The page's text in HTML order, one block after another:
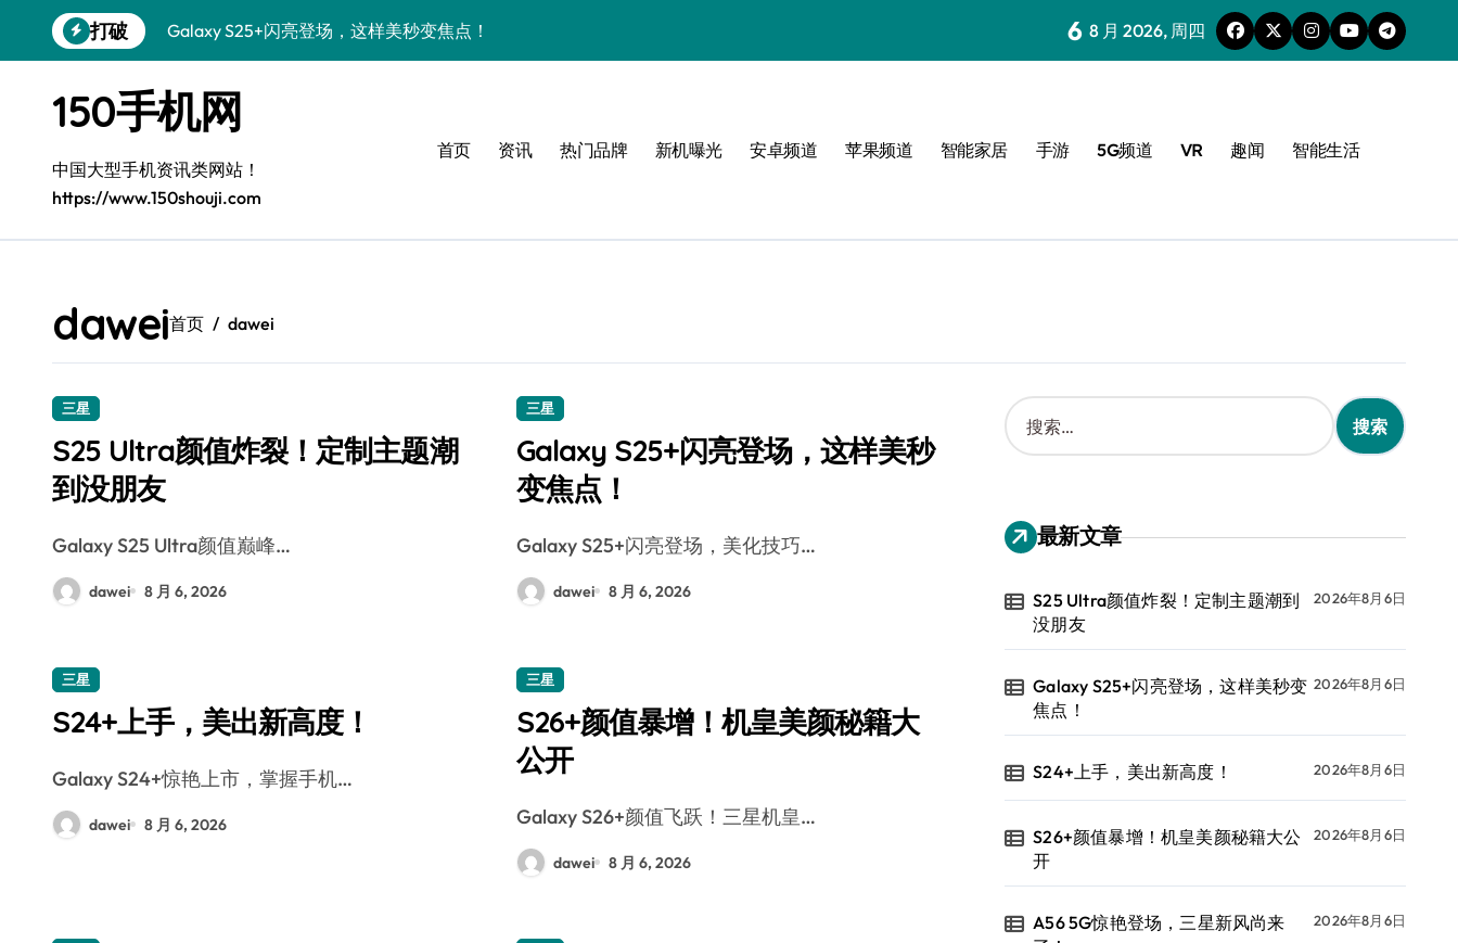
到
打破
Galaxy S25+闪亮登场，这样美秒变焦点！
S26+颜值暴增！机皇美颜秘籍大公开
A56 5G惊艳登场，三星新风尚来了！
三星S26上手：3招秒变个性旗舰
S25美化秘籍：个性潮玩，炫酷一键搞定！
Galaxy C55 5G登场，美学新标杆！
6 8 月 2026, 周四
150手机网
中国大型手机资讯类网站！
https://www.150shouji.com
首页 资讯 热门品牌 新机曝光 安卓频道 苹果频道 智能家居 手游 5G频道 VR 趣闻 智能生活
dawei首页 dawei
三星
S25 Ultra颜值炸裂！定制主题潮
到没朋友
Galaxy S25 Ultra颜值巅峰…
dawei 8 月 6, 2026
三星
Galaxy S25+闪亮登场，这样美秒
变焦点！
Galaxy S25+闪亮登场，美化技巧…
dawei 8 月 6, 2026
三星
S24+上手，美出新高度！
Galaxy S24+惊艳上市，掌握手机…
dawei 8 月 6, 2026
三星
S26+颜值暴增！机皇美颜秘籍大
公开
Galaxy S26+颜值飞跃！三星机皇…
dawei 8 月 6, 2026
搜
索
：
最新文章
S25 Ultra颜值炸裂！定制主题潮到
没朋友
2026年8月6日
Galaxy S25+闪亮登场，这样美秒变
焦点！
2026年8月6日
S24+上手，美出新高度！ 2026年8月6日
S26+颜值暴增！机皇美颜秘籍大公
开
2026年8月6日
A56 5G惊艳登场，三星新风尚来
2026年8月6日